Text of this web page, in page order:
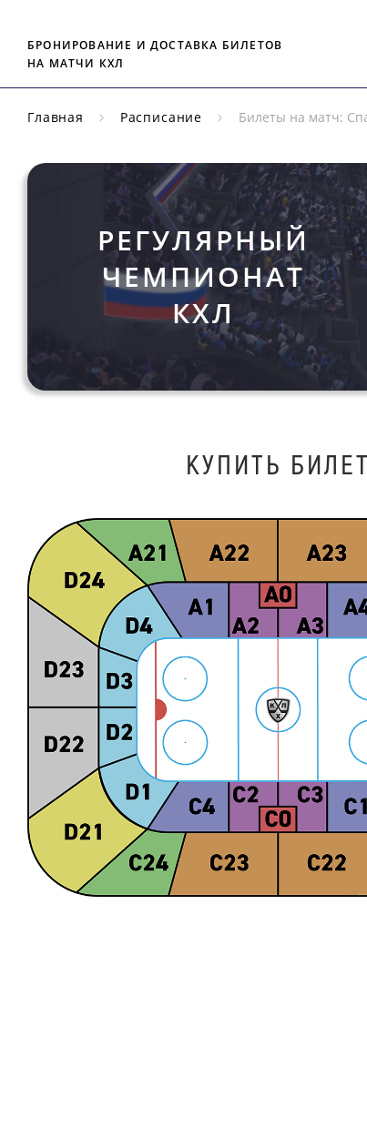
БРОНИРОВАНИЕ И ДОСТАВКА БИЛЕТОВ
НА МАТЧИ КХЛ
Главная Расписание Билеты на матч:
РЕГУЛЯРНЫЙ
ЧЕМПИОНАТ
КХЛ
КУПИТЬ